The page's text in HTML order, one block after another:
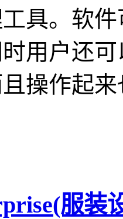
具。软
用户还
操作起
服装